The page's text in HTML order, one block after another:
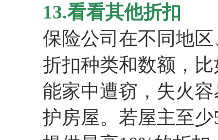
13.看看其他折扣
保险公司在不同地
折扣种类和数额，
能家中遭窃，失火
护房屋。若屋主至